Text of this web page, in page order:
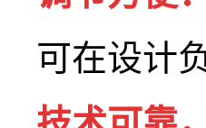
可在设计